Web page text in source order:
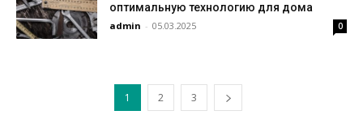
оптимальную технологию для дома
admin - 05.03.2025 0
1 2 3